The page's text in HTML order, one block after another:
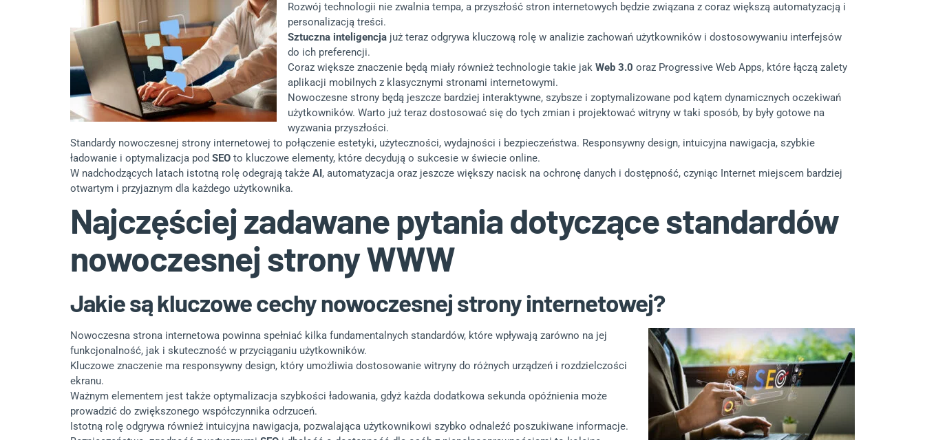
Rozwój technologii nie zwalnia tempa, a przyszłość stron internetowych będzie związana z coraz większą automatyzacją i
personalizacją treści.
Sztuczna inteligencja już teraz odgrywa kluczową rolę w analizie zachowań użytkowników i dostosowywaniu interfejsów
do ich preferencji.
Coraz większe znaczenie będą miały również technologie takie jak Web 3.0 oraz Progressive Web Apps, które łączą zalety
aplikacji mobilnych z klasycznymi stronami internetowymi.
Nowoczesne strony będą jeszcze bardziej interaktywne, szybsze i zoptymalizowane pod kątem dynamicznych oczekiwań
użytkowników. Warto już teraz dostosować się do tych zmian i projektować witryny w taki sposób, by były gotowe na
wyzwania przyszłości.
Standardy nowoczesnej strony internetowej to połączenie estetyki, użyteczności, wydajności i bezpieczeństwa. Responsywny design, intuicyjna nawigacja, szybkie
ładowanie i optymalizacja pod SEO to kluczowe elementy, które decydują o sukcesie w świecie online.
W nadchodzących latach istotną rolę odegrają także AI, automatyzacja oraz jeszcze większy nacisk na ochronę danych i dostępność, czyniąc Internet miejscem bardziej
otwartym i przyjaznym dla każdego użytkownika.
Najczęściej zadawane pytania dotyczące standardów
nowoczesnej strony WWW
Jakie są kluczowe cechy nowoczesnej strony internetowej?
Nowoczesna strona internetowa powinna spełniać kilka fundamentalnych standardów, które wpływają zarówno na jej
funkcjonalność, jak i skuteczność w przyciąganiu użytkowników.
Kluczowe znaczenie ma responsywny design, który umożliwia dostosowanie witryny do różnych urządzeń i rozdzielczości
ekranu.
Ważnym elementem jest także optymalizacja szybkości ładowania, gdyż każda dodatkowa sekunda opóźnienia może
prowadzić do zwiększonego współczynnika odrzuceń.
Istotną rolę odgrywa również intuicyjna nawigacja, pozwalająca użytkownikowi szybko odnaleźć poszukiwane informacje.